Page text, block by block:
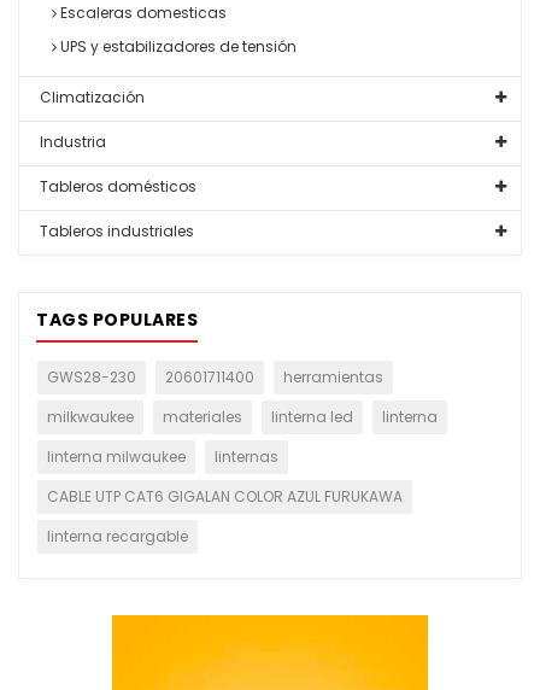
Escaleras domesticas
UPS y estabilizadores de tensión
Climatización
Industria
Tableros domésticos
Tableros industriales
TAGS POPULARES
GWS28-230 20601711400
herramientas
milkwaukee
materiales linterna led
linterna
linterna milwaukee
linternas
CABLE UTP CAT6 GIGALAN COLOR AZUL FURUKAWA
linterna recargable